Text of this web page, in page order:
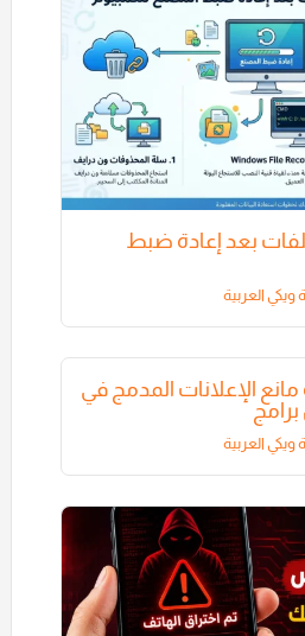
بعد إعادة ضبط
ويكي العربية
الإعلانات المدمج في
ويكي العربية